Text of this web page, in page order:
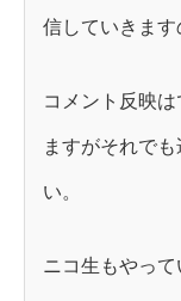
信していきます
コメント反映
ますがそれで
い。
ニコ生もやって